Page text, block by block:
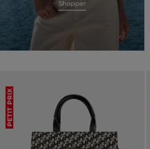
PETIT PRIX